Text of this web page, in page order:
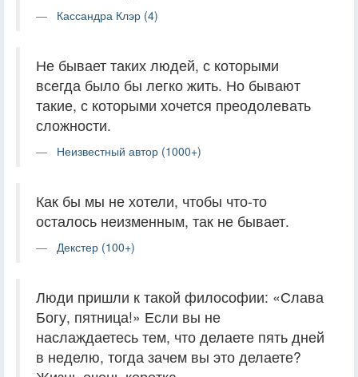
Кассандра Клэр (4)
Не бывает таких людей, с которыми
всегда было бы легко жить. Но бывают
такие, с которыми хочется преодолевать
сложности.
Неизвестный автор (1000+)
Как бы мы не хотели, чтобы что-то
осталось неизменным, так не бывает.
Декстер (100+)
Люди пришли к такой философии: «Слава
Богу, пятница!» Если вы не
наслаждаетесь тем, что делаете пять дней
в неделю, тогда зачем вы это делаете?